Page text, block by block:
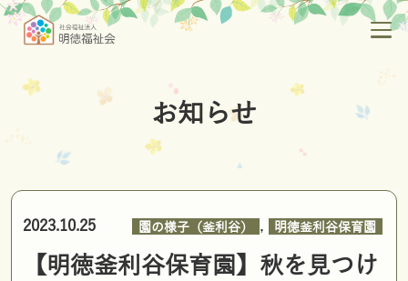
お知らせ
2023.10.25 園の様子（釜利谷） , 明徳釜利谷保育園
【明徳釜利谷保育園】秋を見つけ